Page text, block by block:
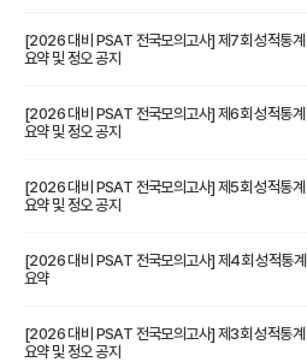
[2026 대비 PSAT 전국모의고사] 제7회 성적통계
요약 및 정오 공지
[2026 대비 PSAT 전국모의고사] 제6회 성적통계
요약 및 정오 공지
[2026 대비 PSAT 전국모의고사] 제5회 성적통계
요약 및 정오 공지
[2026 대비 PSAT 전국모의고사] 제4회 성적통계
요약
[2026 대비 PSAT 전국모의고사] 제3회 성적통계
요약 및 정오 공지